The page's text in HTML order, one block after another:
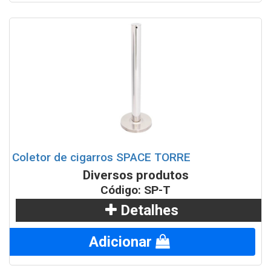
Coletor de cigarros SPACE TORRE
Diversos produtos
Código: SP-T
Detalhes
Adicionar